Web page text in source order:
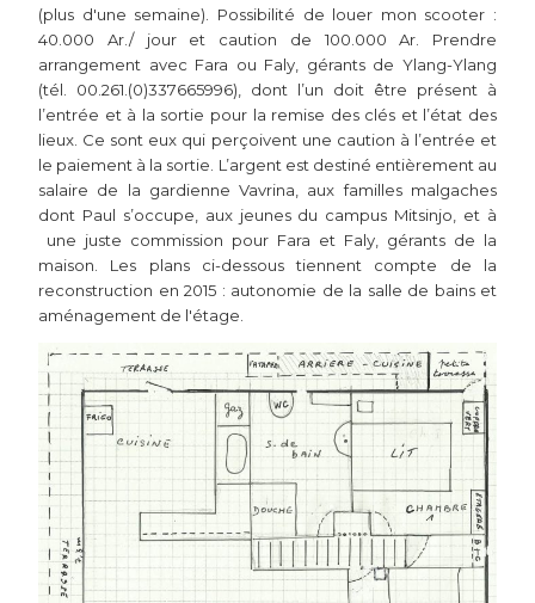
(plus d'une semaine). Possibilité de louer mon scooter :
40.000 Ar./ jour et caution de 100.000 Ar. Prendre
arrangement avec Fara ou Faly, gérants de Ylang-Ylang
(tél. 00.261.(0)337665996), dont l’un doit être présent à
l’entrée et à la sortie pour la remise des clés et l’état des
lieux. Ce sont eux qui perçoivent une caution à l’entrée et
le paiement à la sortie. L’argent est destiné entièrement au
salaire de la gardienne Vavrina, aux familles malgaches
dont Paul s’occupe, aux jeunes du campus Mitsinjo, et à
une juste commission pour Fara et Faly, gérants de la
maison. Les plans ci-dessous tiennent compte de la
reconstruction en 2015 : autonomie de la salle de bains et
aménagement de l'étage.